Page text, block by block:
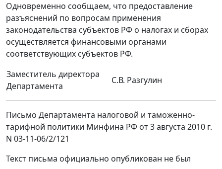
Одновременно сообщаем, что предоставление
разъяснений по вопросам применения
законодательства субъектов РФ о налогах и сборах
осуществляется финансовыми органами
соответствующих субъектов РФ.
Заместитель директора
Департамента
С.В. Разгулин
Письмо Департамента налоговой и таможенно-
тарифной политики Минфина РФ от 3 августа 2010 г.
N 03-11-06/2/121
Текст письма официально опубликован не был